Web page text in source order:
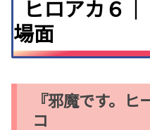
ヒロアカ６
場面
『邪魔です。
コ